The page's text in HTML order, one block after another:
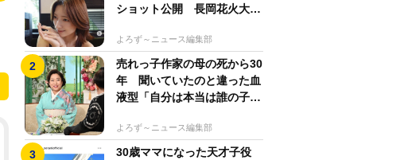
ショット公開 長岡花火大会
よろず～ニュース編集部
売れっ子作家の母の死から30
年 聞いていたのと違った血
液型「自分は本当は誰の子
よろず～ニュース編集部
30歳ママになった天才子役